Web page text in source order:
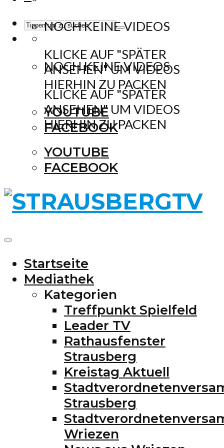
NOCH KEINE VIDEOS
KLICKE AUF "SPÄTER
ANSEHEN" UM VIDEOS
HIERHIN ZU PACKEN
YOUTUBE
FACEBOOK
NOCH KEINE VIDEOS
KLICKE AUF "SPÄTER
ANSEHEN" UM VIDEOS
HIERHIN ZU PACKEN
YOUTUBE
FACEBOOK
Startseite
Mediathek
Kategorien
Treffpunkt Spielfeld
Leader TV
Rathausfenster
Strausberg
Kreistag Aktuell
Strausberg
Wriezen